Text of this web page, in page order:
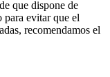
que dispone de
evitar que el
recomendamos el